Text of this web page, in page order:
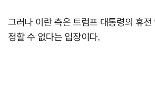
그러나 이란 측은 트럼프 대통령의 휴
정할 수 없다는 입장이다.